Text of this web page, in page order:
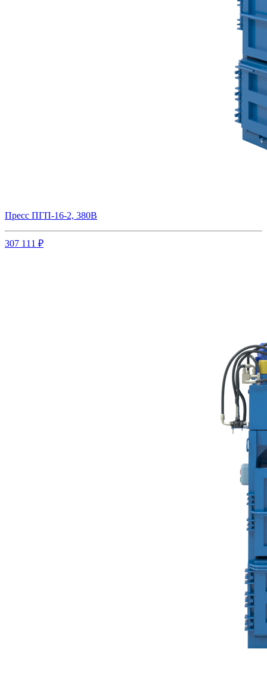
Пресс ПГП-16-2, 380В
307 111 ₽